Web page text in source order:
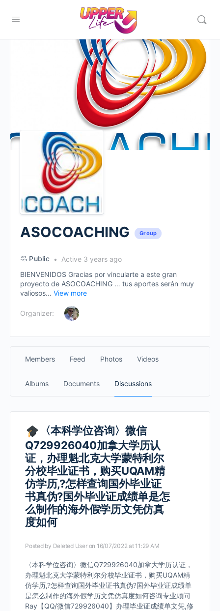
ASOCOACHING Group
Public
Active 3 years ago
BIENVENIDOS Gracias por vincularte a este gran
proyecto de ASOCOACHING … tus aportes serán muy
valiosos... View more
Organizer:
Members Feed Photos Videos
Albums Documents Discussions
〈本科学位咨询〉微信
Q729926040加拿大学历认
证，办理魁北克大学蒙特利尔
分校毕业证书，购买UQAM精
仿学历,?怎样查询国外毕业证
书真伪?国外毕业证成绩单是怎
么制作的海外假学历文凭仿真
度如何
Posted by Deleted User on 16/07/2022 at 11:29 AM
〈本科学位咨询〉微信Q729926040加拿大学历认证，
办理魁北克大学蒙特利尔分校毕业证书，购买UQAM精
仿学历,?怎样查询国外毕业证书真伪?国外毕业证成绩单
是怎么制作的海外假学历文凭仿真度如何咨询专业顾问
Ray【QQ/微信729926040】办理毕业证成绩单文凭,修